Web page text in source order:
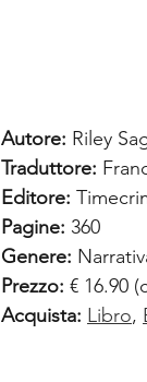
Autore: Riley
Traduttore:
Editore:
Pagine: 360
Genere:
Prezzo: € 16.90
Acquista: Libro,